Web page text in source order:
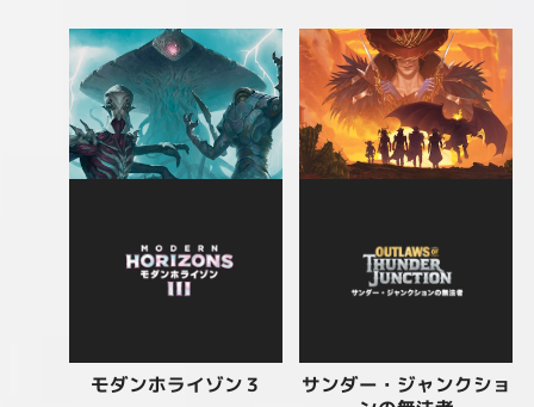
モダンホライゾン３ サンダー・ジャンクショ